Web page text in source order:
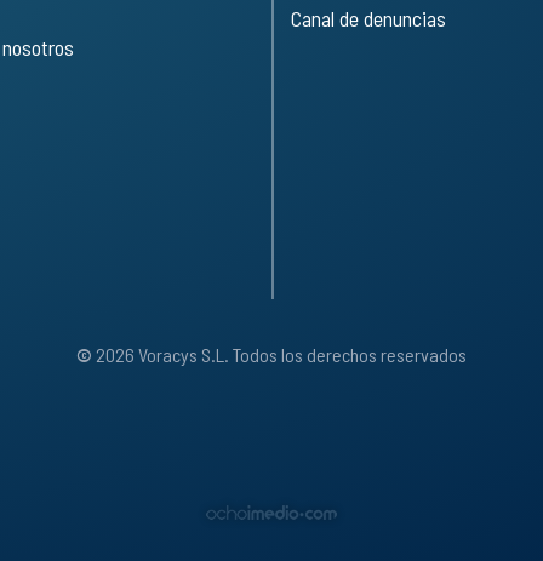
Canal de denuncias
© 2026 Voracys S.L. Todos los derechos reservados